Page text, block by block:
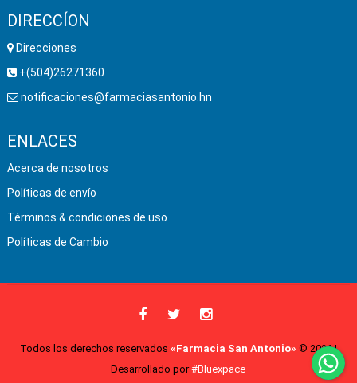
DIRECCÍON
Direcciones
+(504)26271360
notificaciones@farmaciasantonio.hn
ENLACES
Acerca de nosotros
Políticas de envío
Términos & condiciones de uso
Políticas de Cambio
Todos los derechos reservados «Farmacia San Antonio» © 2026 |
Desarrollado por#Bluexpace